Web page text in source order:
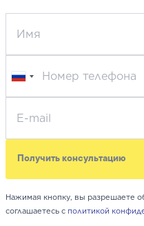
Получить консультацию
Нажимая кнопку, вы разрешаете
соглашаетесь с политикой